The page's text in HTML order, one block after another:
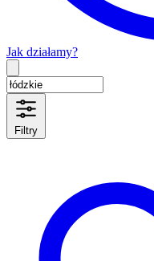
Jak działamy?
Filtry